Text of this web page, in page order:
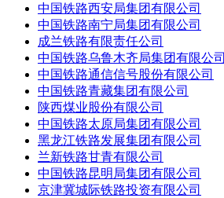
中国铁路西安局集团有限公司
中国铁路南宁局集团有限公司
成兰铁路有限责任公司
中国铁路乌鲁木齐局集团有限公司
中国铁路通信信号股份有限公司
中国铁路青藏集团有限公司
陕西煤业股份有限公司
中国铁路太原局集团有限公司
黑龙江铁路发展集团有限公司
兰新铁路甘青有限公司
中国铁路昆明局集团有限公司
京津冀城际铁路投资有限公司